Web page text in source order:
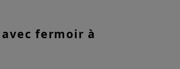
fermoir à